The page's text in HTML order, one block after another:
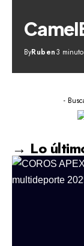
ByRuben3
-
→ Lo